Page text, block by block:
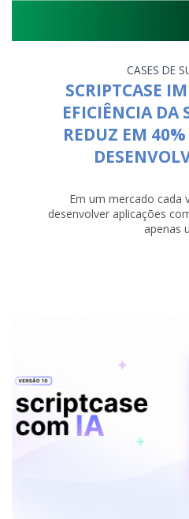
CASES DE
SCRIPTCASE
EFICIÊNCIA DA
REDUZ EM
Em um mercado cada
desenvolver aplicações
apenas